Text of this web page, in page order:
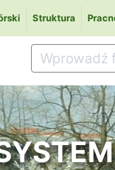
Struktura